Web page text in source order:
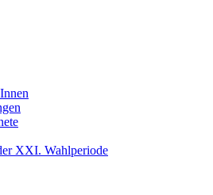
XXI. Wahlperiode